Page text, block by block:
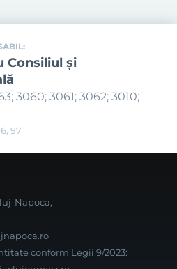
Consiliul şi
3060; 3061; 3062; 3010;
97
Napoca,
conform Legii 9/2023: